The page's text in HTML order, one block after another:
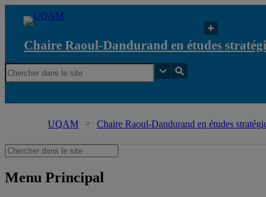
Chaire Raoul-Dandurand en études
UQAM Chaire Raoul-Dandurand en études
Menu Principal